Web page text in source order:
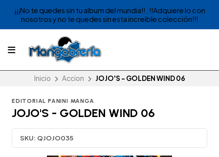
¡¡¡No te quedes sin tu album del mundia!! , !!Adquiere lo con
nosotros y no te quedes sin esta increible colección!!!
Inicio Accion JOJO'S - GOLDEN WIND 06
EDITORIAL PANINI MANGA
JOJO'S - GOLDEN WIND 06
SKU: QJOJO035